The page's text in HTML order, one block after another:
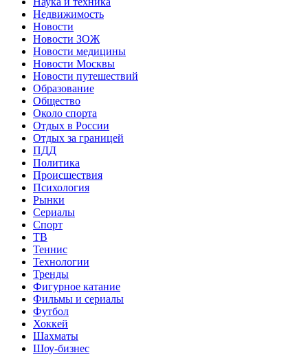
Недвижимость
Новости
Новости ЗОЖ
Новости медицины
Новости Москвы
Новости путешествий
Образование
Общество
Около спорта
Отдых в России
Отдых за границей
ПДД
Политика
Происшествия
Психология
Рынки
Сериалы
Спорт
ТВ
Теннис
Технологии
Тренды
Фигурное катание
Фильмы и сериалы
Футбол
Хоккей
Шахматы
Шоу-бизнес